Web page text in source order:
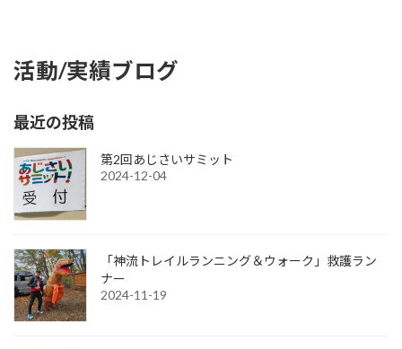
活動/実績ブログ
最近の投稿
第2回あじさいサミット
2024-12-04
「神流トレイルランニング＆ウォーク」救護ラン
ナー
2024-11-19